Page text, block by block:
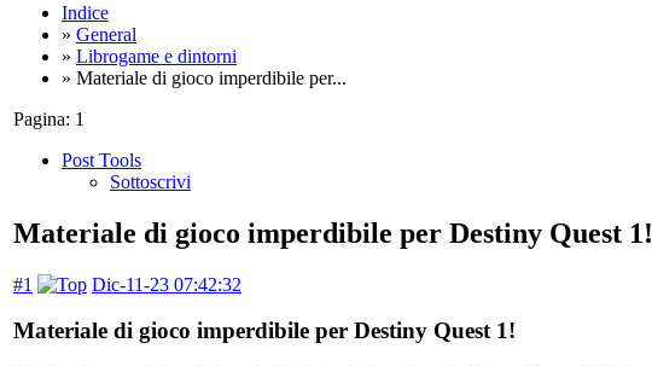
Indice
» General
» Librogame e dintorni
» Materiale di gioco imperdibile per...
Pagina: 1
Post Tools
Sottoscrivi
Materiale di gioco imperdibile per Destiny Quest 1!
#1 Dic-11-23 07:42:32
Materiale di gioco imperdibile per Destiny Quest 1!